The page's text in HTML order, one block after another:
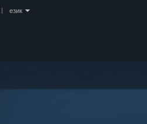
език